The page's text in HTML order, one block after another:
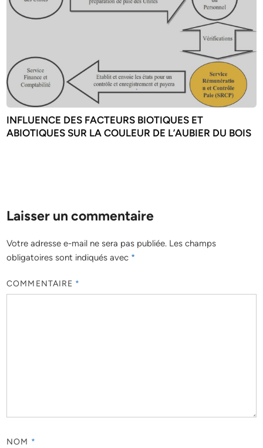
INFLUENCE DES FACTEURS BIOTIQUES ET
ABIOTIQUES SUR LA COULEUR DE L’AUBIER DU BOIS
Laisser un commentaire
Votre adresse e-mail ne sera pas publiée. Les champs
obligatoires sont indiqués avec *
COMMENTAIRE *
NOM *